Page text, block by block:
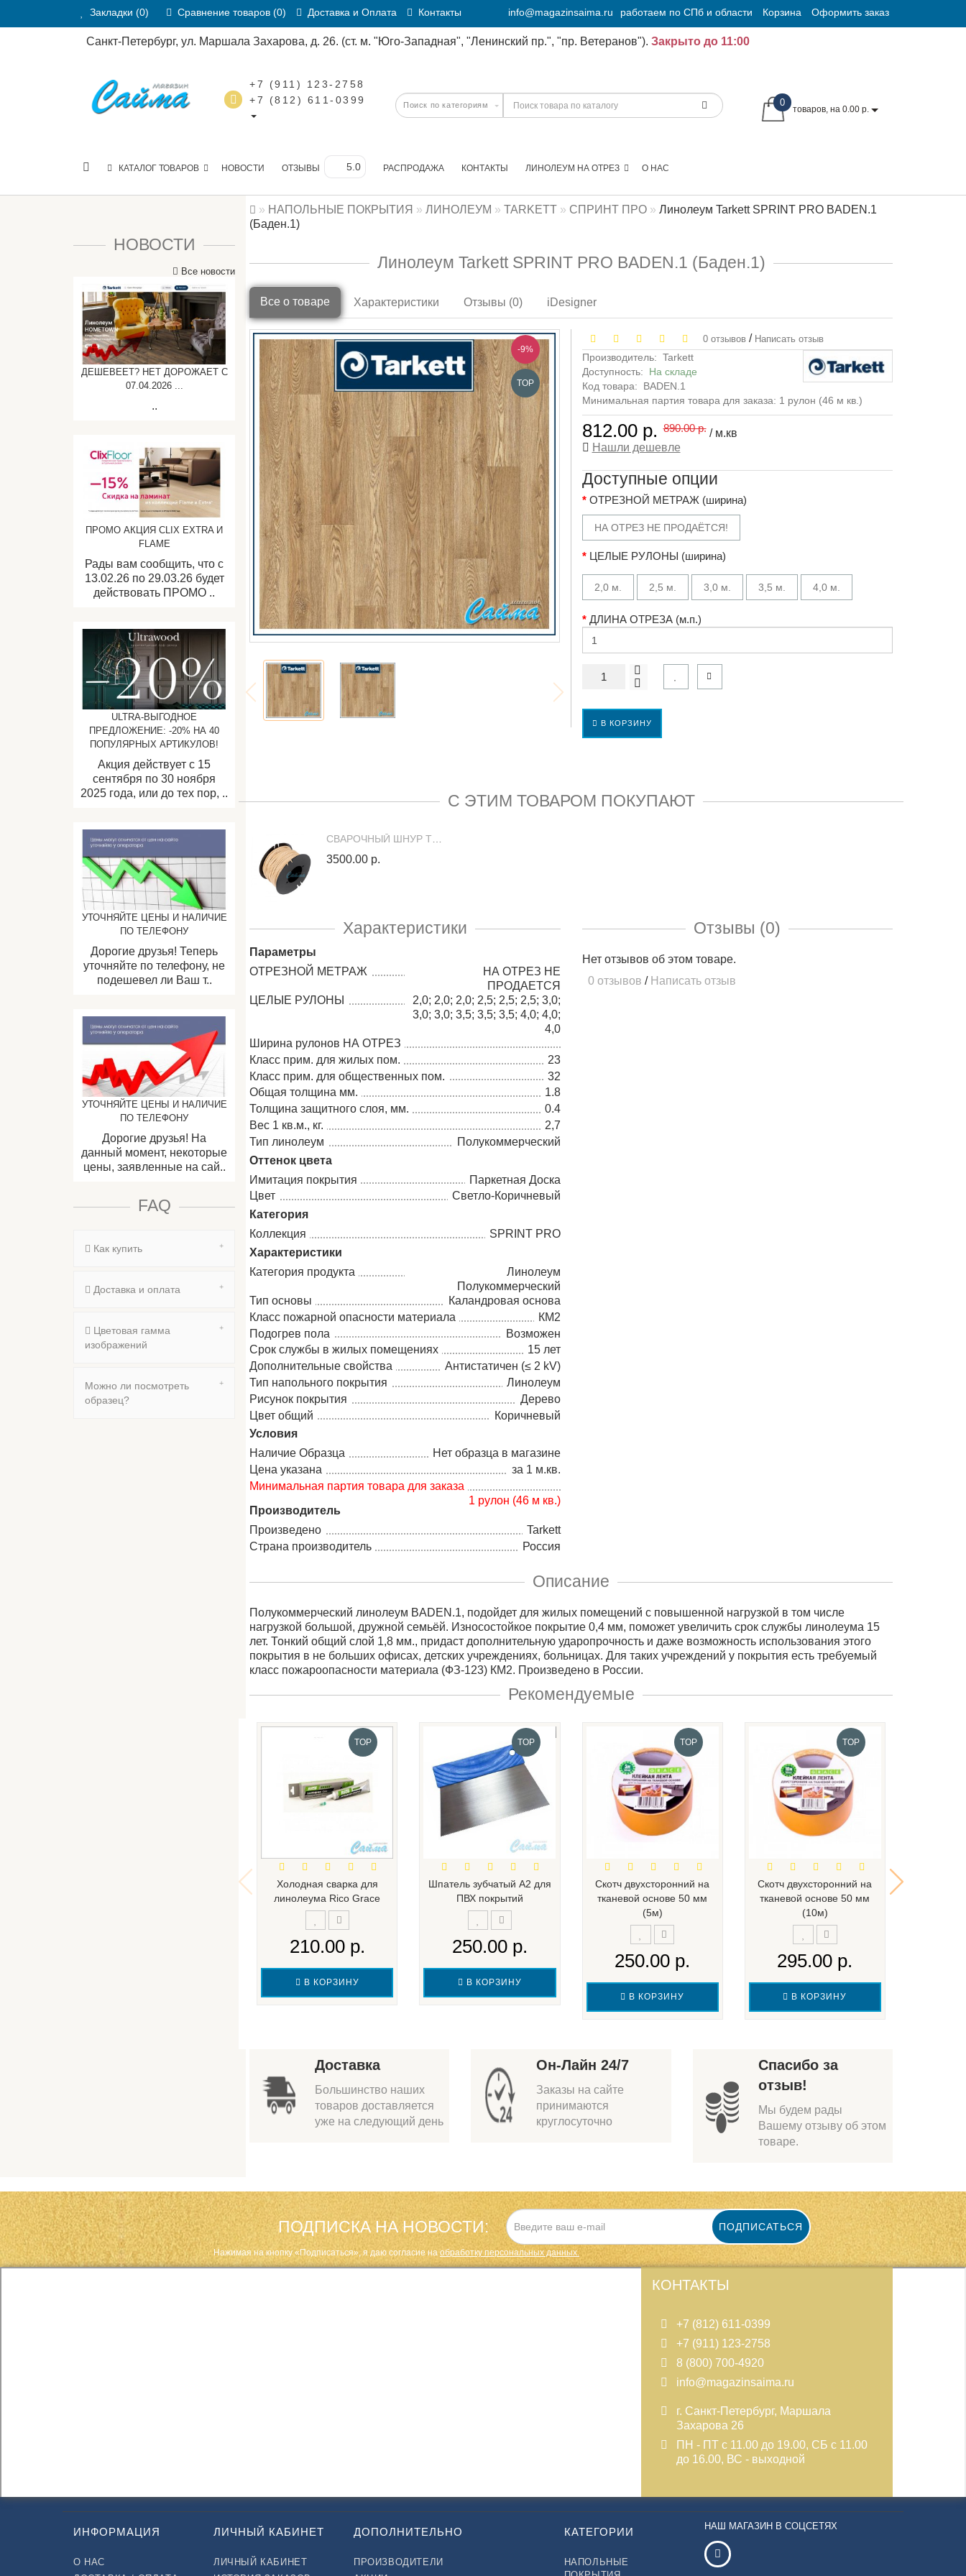
Закладки (0) Сравнение товаров (0) Доставка и Оплата Контакты info@magazinsaima.ru работаем по СПб и области Корзина Оформить заказ
Санкт-Петербург, ул. Маршала Захарова, д. 26. (ст. м. "Юго-Западная", "Ленинский пр.", "пр. Ветеранов"). Закрыто до 11:00
+7 (911) 123-2758
+7 (812) 611-0399
0
товаров, на 0.00 р.
КАТАЛОГ ТОВАРОВ НОВОСТИ ОТЗЫВЫ РАСПРОДАЖА КОНТАКТЫ О НАС
ЛИНОЛЕУМ НА ОТРЕЗ
НОВОСТИ
Все новости
ДЕШЕВЕЕТ? НЕТ ДОРОЖАЕТ C
07.04.2026 ...
..
ПРОМО АКЦИЯ CLIX EXTRA И
FLAME
Рады вам сообщить, что с
13.02.26 по 29.03.26 будет
действовать ПРОМО ..
ULTRA-ВЫГОДНОЕ
ПРЕДЛОЖЕНИЕ: -20% НА 40
ПОПУЛЯРНЫХ АРТИКУЛОВ!
Акция действует с 15
сентября по 30 ноября
2025 года, или до тех пор, ..
УТОЧНЯЙТЕ ЦЕНЫ И НАЛИЧИЕ
ПО ТЕЛЕФОНУ
Дорогие друзья! Теперь
уточняйте по телефону, не
подешевел ли Ваш т..
УТОЧНЯЙТЕ ЦЕНЫ И НАЛИЧИЕ
ПО ТЕЛЕФОНУ
Дорогие друзья! На
данный момент, некоторые
цены, заявленные на сай..
FAQ
Как купить
Доставка и оплата
Цветовая гамма
изображений
Можно ли посмотреть
образец?
НАПОЛЬНЫЕ ПОКРЫТИЯ ЛИНОЛЕУМ TARKETT СПРИНТ ПРО
Линолеум Tarkett SPRINT PRO BADEN.1
(Баден.1)
Линолеум Tarkett SPRINT PRO BADEN.1 (Баден.1)
Все о товаре Характеристики Отзывы (0) iDesigner
-9%
TOP
0 отзывов / Написать отзыв
Производитель: Tarkett
Доступность: На складе
Код товара:
BADEN.1
Минимальная партия товара для заказа: 1 рулон (46 м кв.)
812.00 р. 890.00 р./ м.кв
Нашли дешевле
Доступные опции
ОТРЕЗНОЙ МЕТРАЖ (ширина)
НА ОТРЕЗ НЕ ПРОДАЁТСЯ!
ЦЕЛЫЕ РУЛОНЫ (ширина)
2,0 м. 2,5 м. 3,0 м. 3,5 м. 4,0 м.
ДЛИНА ОТРЕЗА (м.п.)
В КОРЗИНУ
С ЭТИМ ТОВАРОМ ПОКУПАЮТ
3500.00 р.
Характеристики
Параметры
ОТРЕЗНОЙ МЕТРАЖ
НА ОТРЕЗ НЕ
ПРОДАЕТСЯ
ЦЕЛЫЕ РУЛОНЫ
2,0; 2,0; 2,0; 2,5; 2,5; 2,5; 3,0;
3,0; 3,0; 3,5; 3,5; 3,5; 4,0; 4,0;
4,0
Ширина рулонов НА ОТРЕЗ
Класс прим. для жилых пом.
23
Класс прим. для общественных пом.
32
Общая толщина мм.
1.8
Толщина защитного слоя, мм.
0.4
Вес 1 кв.м., кг.
2,7
Тип линолеум
Полукоммерческий
Оттенок цвета
Имитация покрытия
Паркетная Доска
Цвет
Светло-Коричневый
Категория
Коллекция
SPRINT PRO
Характеристики
Категория продукта
Линолеум
Полукоммерческий
Тип основы
Каландровая основа
Класс пожарной опасности материала
КМ2
Подогрев пола
Возможен
Срок службы в жилых помещениях
15 лет
Дополнительные свойства
Антистатичен (≤ 2 kV)
Тип напольного покрытия
Линолеум
Рисунок покрытия
Дерево
Цвет общий
Коричневый
Условия
Наличие Образца
Нет образца в магазине
Цена указана
за 1 м.кв.
Минимальная партия товара для заказа
1 рулон (46 м кв.)
Производитель
Произведено
Tarkett
Страна производитель
Россия
Отзывы (0)
Нет отзывов об этом товаре.
0 отзывов / Написать отзыв
Описание
Полукоммерческий линолеум BADEN.1, подойдет для жилых помещений с повышенной нагрузкой в том числе
нагрузкой большой, дружной семьёй. Износостойкое покрытие 0,4 мм, поможет увеличить срок службы линолеума 15
лет. Тонкий общий слой 1,8 мм., придаст дополнительную ударопрочность и даже возможность использования этого
покрытия в не больших офисах, детских учреждениях, больницах. Для таких учреждений у покрытия есть требуемый
класс пожароопасности материала (ФЗ-123) КМ2. Произведено в России.
Рекомендуемые
TOP
Холодная сварка для
линолеума Rico Grace
210.00 р.
В КОРЗИНУ
TOP
Шпатель зубчатый А2 для
ПВХ покрытий
250.00 р.
В КОРЗИНУ
TOP
Скотч двухсторонний на
тканевой основе 50 мм
(5м)
250.00 р.
В КОРЗИНУ
TOP
Скотч двухсторонний на
тканевой основе 50 мм
(10м)
295.00 р.
В КОРЗИНУ
Доставка
Большинство наших
товаров доставляется
уже на следующий день
Он-Лайн 24/7
Заказы на сайте
принимаются
круглосуточно
Спасибо за
отзыв!
Мы будем рады
Вашему отзыву об этом
товаре.
ПОДПИСКА НА НОВОСТИ: ПОДПИСАТЬСЯ
Нажимая на кнопку «Подписаться», я даю cогласие наобработку персональных данных.
КОНТАКТЫ
+7 (812) 611-0399
+7 (911) 123-2758
8 (800) 700-4920
info@magazinsaima.ru
г. Санкт-Петербург, Маршала
Захарова 26
ПН - ПТ с 11.00 до 19.00, СБ с 11.00
до 16.00, ВС - выходной
ИНФОРМАЦИЯ
О НАС
ЛИЧНЫЙ КАБИНЕТ
ЛИЧНЫЙ КАБИНЕТ
ДОПОЛНИТЕЛЬНО
ПРОИЗВОДИТЕЛИ
КАТЕГОРИИ
НАПОЛЬНЫЕ
НАШ МАГАЗИН В СОЦСЕТЯХ